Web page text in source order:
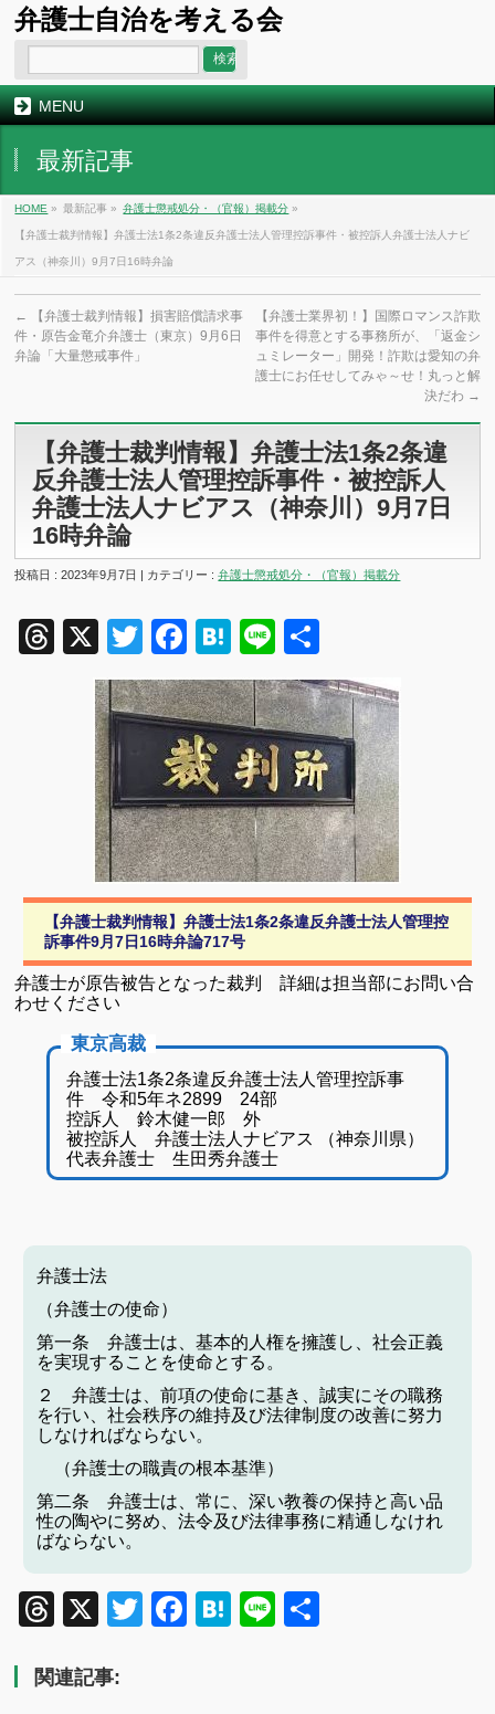
弁護士自治を考える会
MENU
最新記事
HOME » 最新記事 » 弁護士懲戒処分・（官報）掲載分 »
【弁護士裁判情報】弁護士法1条2条違反弁護士法人管理控訴事件・被控訴人弁護士法人ナビ
アス（神奈川）9月7日16時弁論
←
【弁護士裁判情報】損害賠償請求事
件・原告金竜介弁護士（東京）9月6日
弁論「大量懲戒事件」
【弁護士業界初！】国際ロマンス詐欺
事件を得意とする事務所が、「返金シ
ュミレーター」開発！詐欺は愛知の弁
護士にお任せしてみゃ～せ！丸っと解
決だわ →
【弁護士裁判情報】弁護士法1条2条違
反弁護士法人管理控訴事件・被控訴人
弁護士法人ナビアス（神奈川）9月7日
16時弁論
投稿日 : 2023年9月7日 | カテゴリー :弁護士懲戒処分・（官報）掲載分
Threads
X TwitterFacebook
Hatena
Line
有
【弁護士裁判情報】弁護士法1条2条違反弁護士法人管理控
訴事件9月7日16時弁論717号
弁護士が原告被告となった裁判 詳細は担当部にお問い合
わせください
東京高裁
弁護士法1条2条違反弁護士法人管理控訴事
件 令和5年ネ2899 24部
控訴人 鈴木健一郎 外
被控訴人 弁護士法人ナビアス （神奈川県）
代表弁護士 生田秀弁護士
弁護士法
（弁護士の使命）
第一条 弁護士は、基本的人権を擁護し、社会正義
を実現することを使命とする。
２ 弁護士は、前項の使命に基き、誠実にその職務
を行い、社会秩序の維持及び法律制度の改善に努力
しなければならない。
（弁護士の職責の根本基準）
第二条 弁護士は、常に、深い教養の保持と高い品
性の陶やに努め、法令及び法律事務に精通しなけれ
ばならない。
Threads
X Twitter
Facebook
Hatena
Line
関連記事: